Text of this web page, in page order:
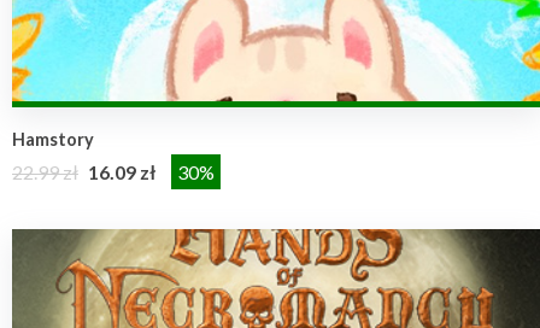
Hamstory
22.99 zł 16.09 zł 30%